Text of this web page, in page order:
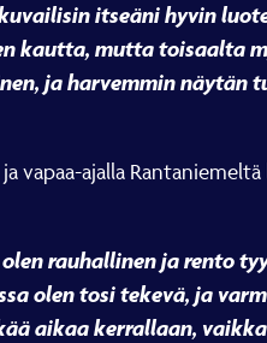
itseäni hyvin
kautta, mutta toisaalta
ja harvemmin näytän
ja vapaa-ajalla
rauhallinen ja rento
olen tosi tekevä, ja
aikaa kerrallaan,